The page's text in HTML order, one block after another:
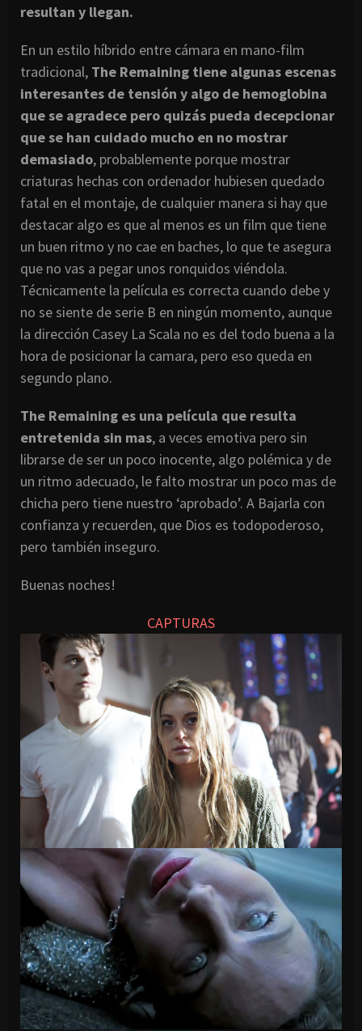
resultan y llegan.
En un estilo híbrido entre cámara en mano-film
tradicional, The Remaining tiene algunas escenas
interesantes de tensión y algo de hemoglobina
que se agradece pero quizás pueda decepcionar
que se han cuidado mucho en no mostrar
demasiado, probablemente porque mostrar
criaturas hechas con ordenador hubiesen quedado
fatal en el montaje, de cualquier manera si hay que
destacar algo es que al menos es un film que tiene
un buen ritmo y no cae en baches, lo que te asegura
que no vas a pegar unos ronquidos viéndola.
Técnicamente la película es correcta cuando debe y
no se siente de serie B en ningún momento, aunque
la dirección Casey La Scala no es del todo buena a la
hora de posicionar la camara, pero eso queda en
segundo plano.
The Remaining es una película que resulta
entretenida sin mas, a veces emotiva pero sin
librarse de ser un poco inocente, algo polémica y de
un ritmo adecuado, le falto mostrar un poco mas de
chicha pero tiene nuestro ‘aprobado’. A Bajarla con
confianza y recuerden, que Dios es todopoderoso,
pero también inseguro.
Buenas noches!
CAPTURAS